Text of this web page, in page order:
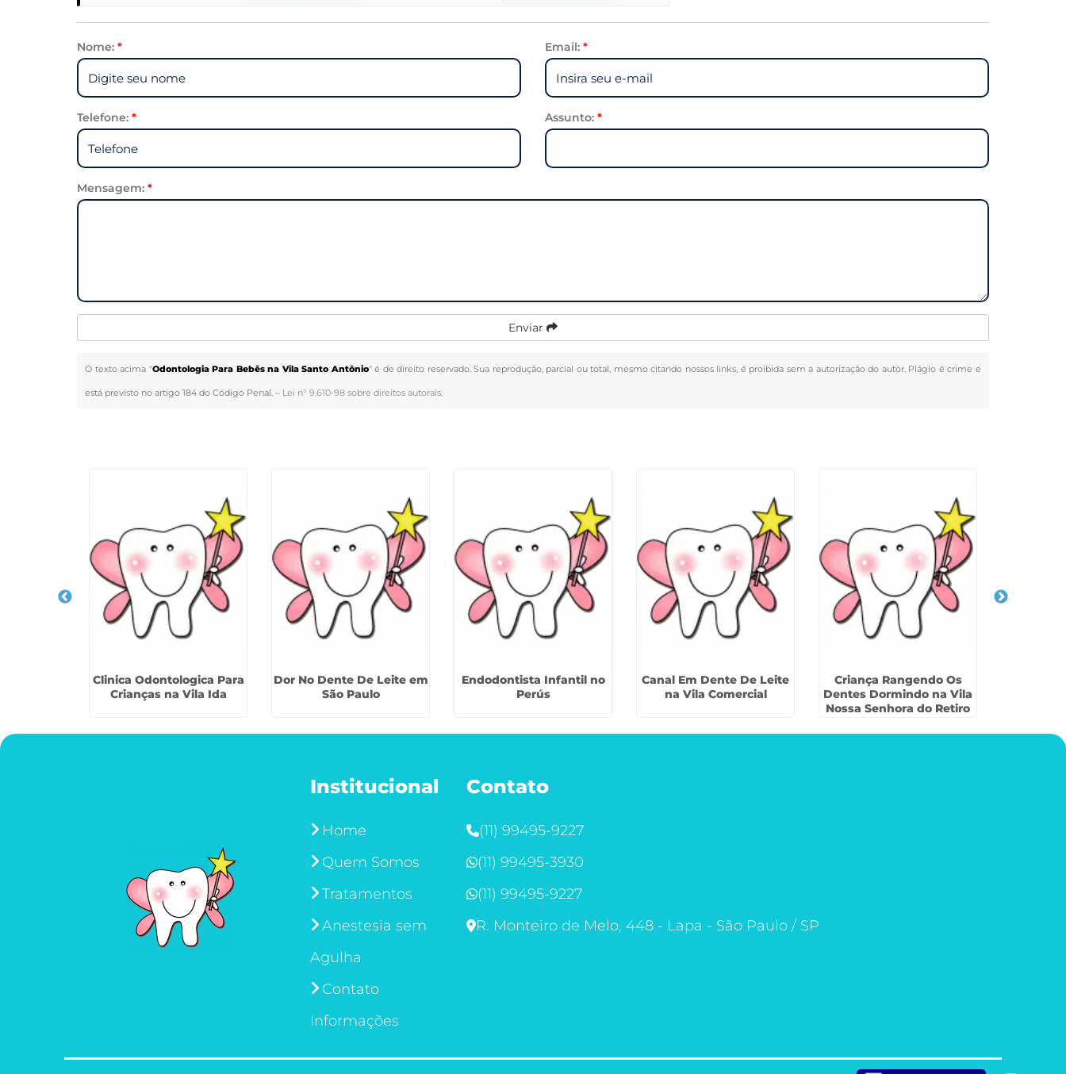
Nome:* Email: *
Telefone:* Assunto: *
Mensagem:*
Enviar
O texto acima "Odontologia Para Bebês na Vila Santo Antônio" é de direito reservado. Sua reprodução, parcial ou total, mesmo citando nossos links, é proibida sem a autorização do autor. Plágio é crime e
está previsto no artigo 184 do Código Penal. – Lei n° 9.610-98 sobre direitos autorais.
Clinica Odontologica Para
Crianças na Vila Ida
Dor No Dente De Leite em
São Paulo
Endodontista Infantil no
Perús
Canal Em Dente De Leite
na Vila Comercial
Criança Rangendo Os
Dentes Dormindo na Vila
Nossa Senhora do Retiro
Institucional
Home
Quem Somos
Tratamentos
Anestesia sem
Agulha
Contato
Informações
Contato
(11) 99495-9227
(11) 99495-3930
(11) 99495-9227
R. Monteiro de Melo, 448 - Lapa - São Paulo / SP